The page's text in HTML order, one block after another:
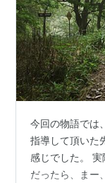
今回の物語では
指導して頂いた
感じでした。
だったら、まー